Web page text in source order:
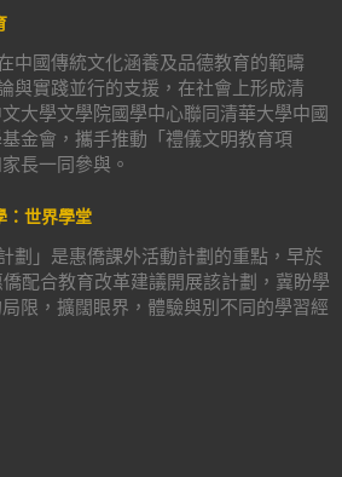
中國傳統文化涵養及品德教育的範疇
與實踐並行的支援，在社會上形成清
大學文學院國學中心聯同清華大學中國
金會，攜手推動「禮儀文明教育項
長一同參與。
：世界學堂
計劃」是惠僑課外活動計劃的重點，早於
配合教育改革建議開展該計劃，冀盼學
限，擴闊眼界，體驗與別不同的學習經